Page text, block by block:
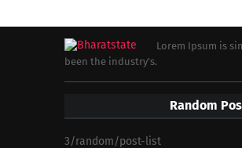
Lorem Ipsum is
been the industry's.
Random
3/random/post-list